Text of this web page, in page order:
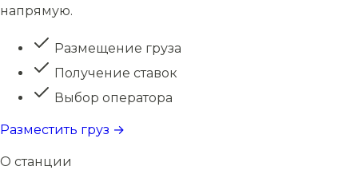
напрямую.
Размещение груза
Получение ставок
Выбор оператора
Разместить груз →
О станции